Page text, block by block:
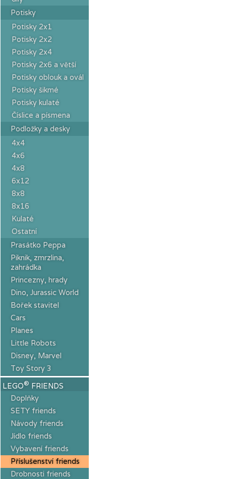
Potisky
Potisky 2x1
Potisky 2x2
Potisky 2x4
Potisky 2x6 a větší
Potisky oblouk a ovál
Potisky šikmé
Potisky kulaté
Číslice a písmena
Podložky a desky
4x4
4x6
4x8
6x12
8x8
8x16
Kulaté
Ostatní
Prasátko Peppa
Piknik, zmrzlina,
zahrádka
Princezny, hrady
Dino, Jurassic World
Bořek stavitel
Cars
Planes
Little Robots
Disney, Marvel
Toy Story 3
LEGO® FRIENDS
Doplňky
SETY friends
Návody friends
Jídlo friends
Vybavení friends
Příslušenství friends
Drobnosti friends